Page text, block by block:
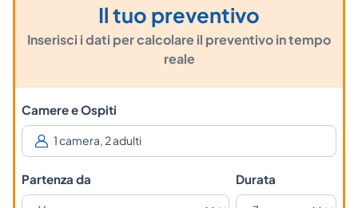
Il tuo preventivo
Inserisci i dati per calcolare il preventivo in tempo
reale
Camere e Ospiti
Partenza da Durata